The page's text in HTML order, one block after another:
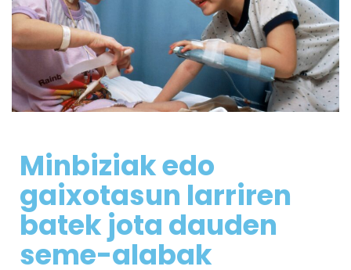
Minbiziak edo
gaixotasun larriren
batek jota dauden
seme-alabak